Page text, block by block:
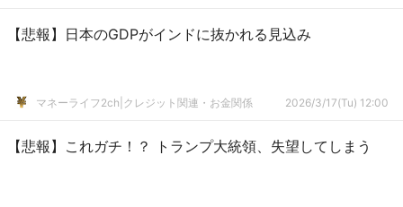
【悲報】日本のGDPがインドに抜かれる見込み
マネーライフ2ch|クレジット関連・お金関係 2026/3/17(Tu) 12:00
【悲報】これガチ！？ トランプ大統領、失望してしまう